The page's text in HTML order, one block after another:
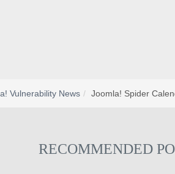
Vulnerability News Joomla! Spider
RECOMMENDED